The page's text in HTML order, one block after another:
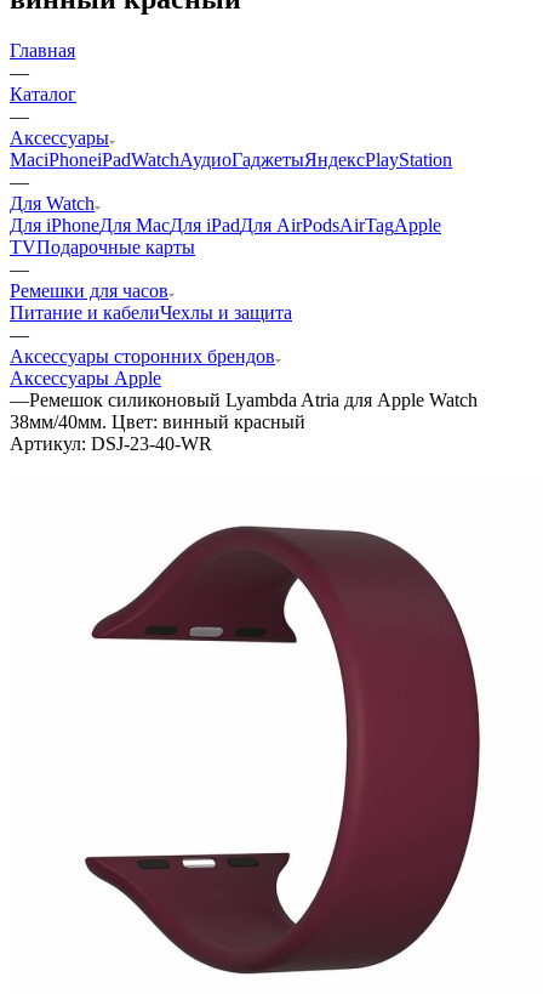
Главная
—
Каталог
—
Аксессуары
MaciPhoneiPadWatchАудиоГаджетыЯндексPlayStation
—
Для Watch
Для iPhoneДля MacДля iPadДля AirPodsAirTagApple
TVПодарочные карты
—
Ремешки для часов
Питание и кабелиЧехлы и защита
—
Аксессуары сторонних брендов
Аксессуары Apple
—Ремешок силиконовый Lyambda Atria для Apple Watch
38мм/40мм. Цвет: винный красный
Артикул: DSJ-23-40-WR